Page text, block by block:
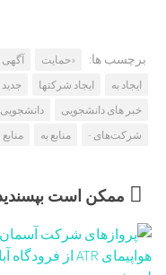
برچسب ها: «حمایت
ایجاد به
ایجاد شرکتها جدید
خبر های دانشجویی
دانشجویی
شرکت‌های -
منابع به
ممکن است